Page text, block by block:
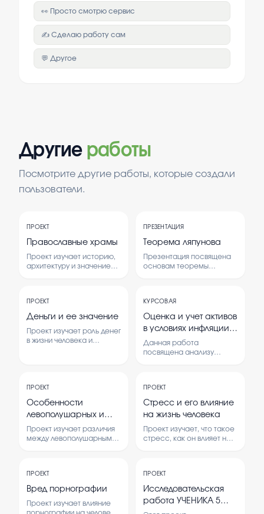
👀 Просто смотрю сервис
✍️ Сделаю работу сам
💬 Другое
Другие работы
Посмотрите другие работы, которые создали
пользователи.
ПРОЕКТ
Православные храмы
Проект изучает историю,
архитектуру и значение
построения и роль в жизни
общества.
ПРЕЗЕНТАЦИЯ
Теорема ляпунова
Презентация посвящена
основам теоремы
Рассматриваются
основные понятия,
условия и примеры
использования теоремы.
ПРОЕКТ
Деньги и ее значение
Проект изучает роль денег
в жизни человека и
экономики и культуры.
КУРСОВАЯ
Оценка и учет активов
в условиях инфляции:
методы и практика
Данная работа
посвящена анализу
практическому
применению в
современных условиях
экономики.
ПРОЕКТ
Особенности
левополушарных и
правополушарных
типов людей
Проект изучает различия
между левополушарными
особенности мышления,
поведения и восприятия
информации у каждого
типа.
ПРОЕКТ
Стресс и его влияние
на жизнь человека
Проект изучает, что такое
стресс, как он влияет на
способы борьбы со
стрессом.
ПРОЕКТ
Вред порнографии
Проект изучает влияние
ПРОЕКТ
Исследовательская
работа УЧЕНИКА 5